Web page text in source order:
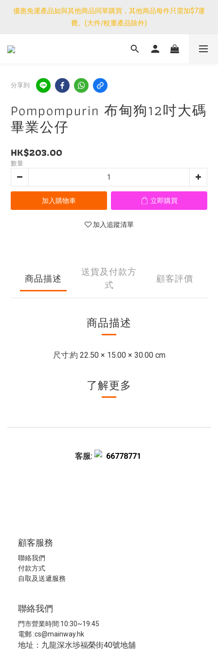
優惠免運產品如與其他商品同單購買，其他商品每件只需加$7運
費。(大件/較重產品除外)
優惠免運產品如與其他商品同單購買，其他商品每件只需加$7運
費。(大件/較重產品除外)
<公告>感謝支持！我們團隊由30/7~12/8外訪搜羅新產品，期間網
優惠免運產品如與其他商品同單購買，其他商品每件只需加$7運
費。(大件/較重產品除外)
分享到
Pompompurin 布甸狗12吋大碼
畢業公仔
HK$203.00
數量
加入購物車 立即購買
加入追蹤清單
商品描述
送貨及付款方
式
顧客評價
商品描述
尺寸:約 22.50 × 15.00 × 30.00 cm
了解更多
客服: 66778771
顧客服務
聯絡我們
付款方式
自取及送遞服務
聯絡我們
門市營業時間:10:30~19:45
電郵 :cs@mainway.hk
地址：九龍深水埗福榮街40號地舖